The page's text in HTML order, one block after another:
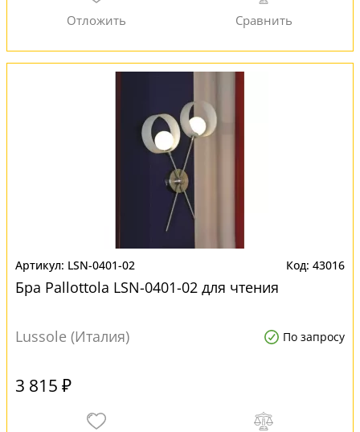
LSN-0401-02 43016
Бра Pallottola LSN-0401-02 для чтения
Lussole (Италия) По запросу
3 815 ₽